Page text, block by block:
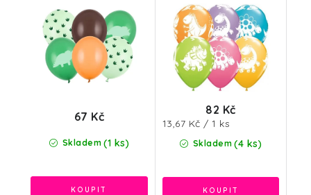
Skladem (1 ks)
67 Kč
Skladem (4 ks)
82 Kč
Měrná
cena:
13,67 Kč / 1 ks